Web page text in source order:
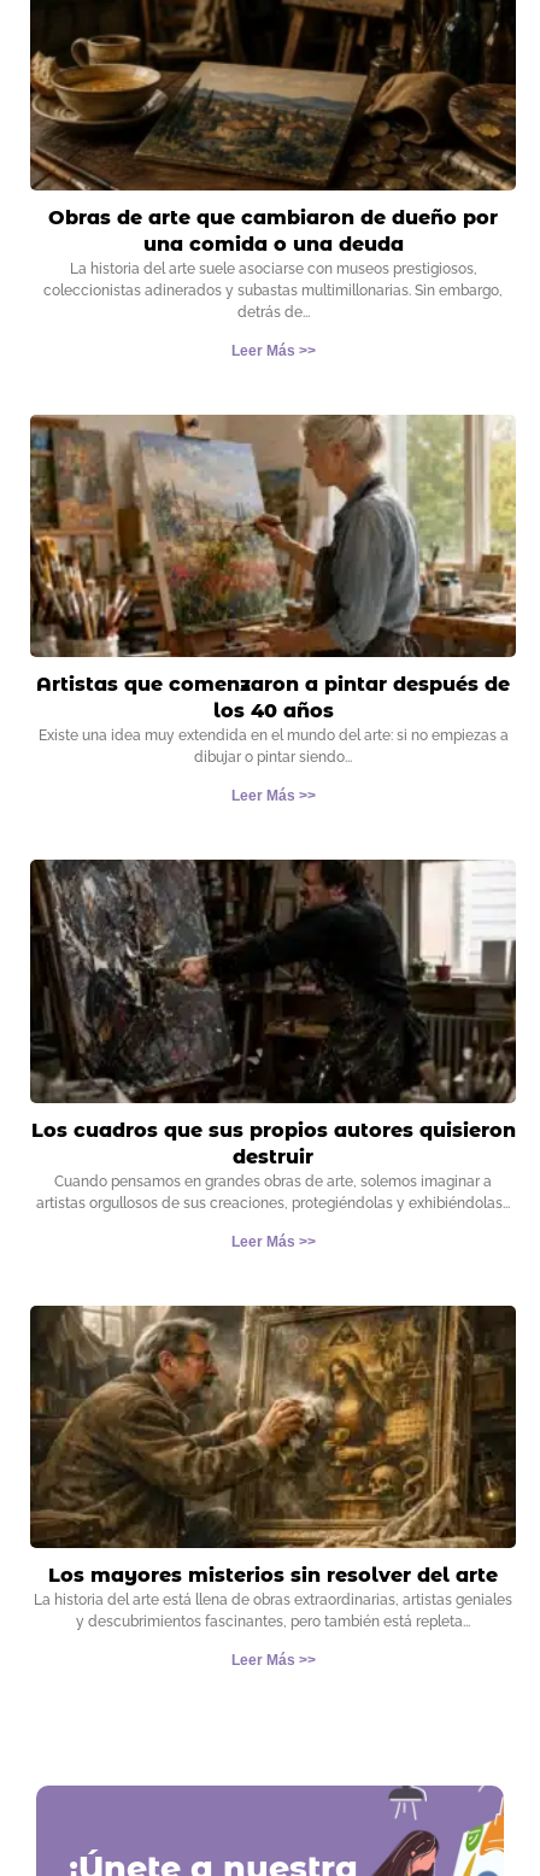
Obras de arte que cambiaron de dueño por
una comida o una deuda
La historia del arte suele asociarse con museos prestigiosos,
coleccionistas adinerados y subastas multimillonarias. Sin embargo,
detrás de
Leer Más >>
Artistas que comenzaron a pintar después de
los 40 años
Existe una idea muy extendida en el mundo del arte: si no empiezas a
dibujar o pintar siendo
Leer Más >>
Los cuadros que sus propios autores quisieron
destruir
Cuando pensamos en grandes obras de arte, solemos imaginar a
artistas orgullosos de sus creaciones, protegiéndolas y exhibiéndolas
Leer Más >>
Los mayores misterios sin resolver del arte
La historia del arte está llena de obras extraordinarias, artistas geniales
y descubrimientos fascinantes, pero también está repleta
Leer Más >>